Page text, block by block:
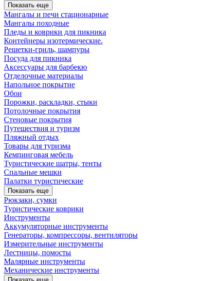
Показать еще
Мангалы и печи стационарные
Мангалы походные
Пледы и коврики для пикника
Контейнеры изотермические.
Решетки-гриль, шампуры
Посуда для пикника
Аксессуары для барбекю
Отделочные материалы
Напольное покрытие
Обои
Порожки, раскладки, стыки
Потолочные покрытия
Стеновые покрытия
Путешествия и туризм
Пляжный отдых
Товары для туризма
Кемпинговая мебель
Туристические шатры, тенты
Спальные мешки
Палатки туристические
Показать еще
Рюкзаки, сумки
Туристические коврики
Инструменты
Аккумуляторные инструменты
Генераторы, компрессоры, вентиляторы
Измерительные инструменты
Лестницы, помосты
Малярные инструменты
Механические инструменты